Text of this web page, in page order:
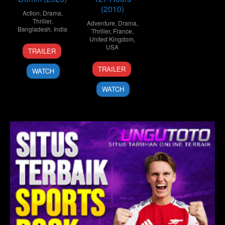
Action, Drama,
Thriller,
Bangladesh, India
21
Mar
2026
Redoan
Rony
TRAILER
WATCH
(2010)
Adventure, Drama,
Thriller, France,
United Kingdom,
USA
12
Nov
2010
Danny
Boyle
TRAILER
WATCH